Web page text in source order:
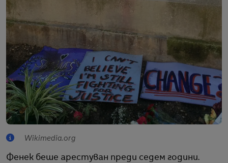
Wikimedia.org
Фенек беше арестуван преди седем години.